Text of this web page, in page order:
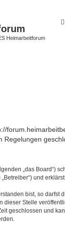
Heimarbeitforum
Regelungen
„das Board“)
und
bist, so darfst
dieser Stelle
geschlossen und